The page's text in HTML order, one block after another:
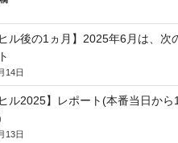
ヒル後の1ヵ月】2025年6月は、次
14日
ヒル2025】レポート(本番当日から
13日